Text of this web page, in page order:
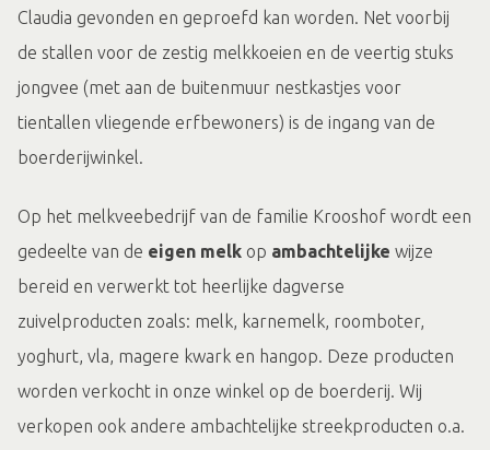
Claudia gevonden en geproefd kan worden. Net voorbij
de stallen voor de zestig melkkoeien en de veertig stuks
jongvee (met aan de buitenmuur nestkastjes voor
tientallen vliegende erfbewoners) is de ingang van de
boerderijwinkel.
Op het melkveebedrijf van de familie Krooshof wordt een
gedeelte van de eigen melk op ambachtelijke wijze
bereid en verwerkt tot heerlijke dagverse
zuivelproducten zoals: melk, karnemelk, roomboter,
yoghurt, vla, magere kwark en hangop. Deze producten
worden verkocht in onze winkel op de boerderij. Wij
verkopen ook andere ambachtelijke streekproducten o.a.